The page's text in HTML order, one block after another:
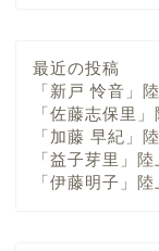
最近の投稿
「新戸 怜音」
「佐藤志保里
「加藤 早紀」
「益子芽里」
「伊藤明子」